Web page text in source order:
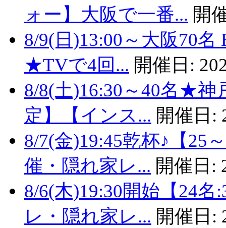
ォー】大阪で一番... 開
8/9(日)13:00～大阪70
★TVで4回... 開催日:
8/8(土)16:30～40名★神
定】【インス... 開催日:
8/7(金)19:45乾杯♪【25
催・隠れ家レ... 開催日:
8/6(木)19:30開始【24
レ・隠れ家レ... 開催日: